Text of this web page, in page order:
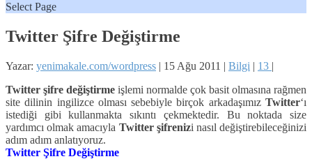
Select Page
Twitter Şifre Değiştirme
Yazar: yenimakale.com/wordpress | 15 Ağu 2011 | Bilgi | 13 |
Twitter şifre değiştirme işlemi normalde çok basit olmasına rağmen
site dilinin ingilizce olması sebebiyle birçok arkadaşımız Twitter‘ı
istediği gibi kullanmakta sıkıntı çekmektedir. Bu noktada size
yardımcı olmak amacıyla Twitter şifrenizi nasıl değiştirebileceğinizi
adım adım anlatıyoruz.
Twitter Şifre Değiştirme